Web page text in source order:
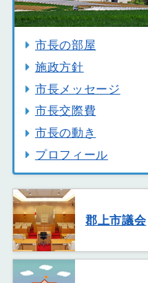
市長の部屋
施政方針
市長メッセージ
市長交際費
市長の動き
プロフィール
郡上市議会